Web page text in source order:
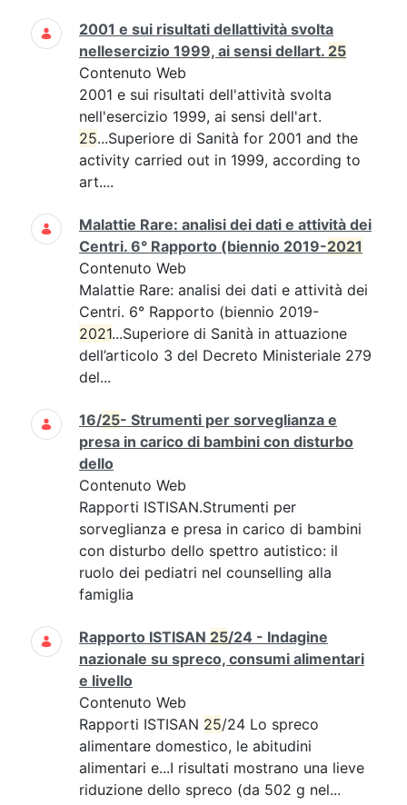
2001 e sui risultati dellattività svolta
nellesercizio 1999, ai sensi dellart. 25
Contenuto Web
2001 e sui risultati dell'attività svolta
nell'esercizio 1999, ai sensi dell'art.
25...Superiore di Sanità for 2001 and the
activity carried out in 1999, according to
art....
Malattie Rare: analisi dei dati e attività dei
Centri. 6° Rapporto (biennio 2019-2021
Contenuto Web
Malattie Rare: analisi dei dati e attività dei
Centri. 6° Rapporto (biennio 2019-
2021...Superiore di Sanità in attuazione
dell’articolo 3 del Decreto Ministeriale 279
del...
16/25- Strumenti per sorveglianza e
presa in carico di bambini con disturbo
dello
Contenuto Web
Rapporti ISTISAN.Strumenti per
sorveglianza e presa in carico di bambini
con disturbo dello spettro autistico: il
ruolo dei pediatri nel counselling alla
famiglia
Rapporto ISTISAN 25/24 - Indagine
nazionale su spreco, consumi alimentari
e livello
Contenuto Web
Rapporti ISTISAN 25/24 Lo spreco
alimentare domestico, le abitudini
alimentari e...I risultati mostrano una lieve
riduzione dello spreco (da 502 g nel...